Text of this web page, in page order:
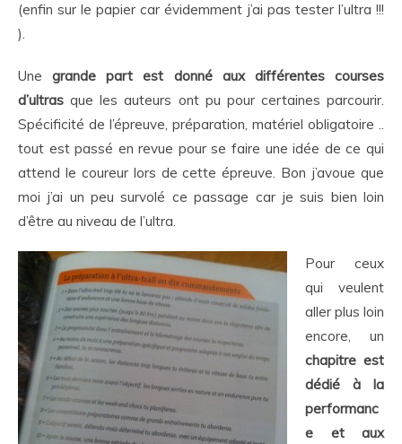
(enfin sur le papier car évidemment j’ai pas tester l’ultra !!!
).
Unegrande part est donné aux différentes courses
d’ultras que les auteurs ont pu pour certaines parcourir.
Spécificité de l’épreuve, préparation, matériel obligatoire ..
tout est passé en revue pour se faire une idée de ce qui
attend le coureur lors de cette épreuve. Bon j’avoue que
moi j’ai un peu survolé ce passage car je suis bien loin
d’être au niveau de l’ultra.
Pour ceux
qui veulent
aller plus loin
encore, un
chapitre est
dédié à la
performanc
e et aux